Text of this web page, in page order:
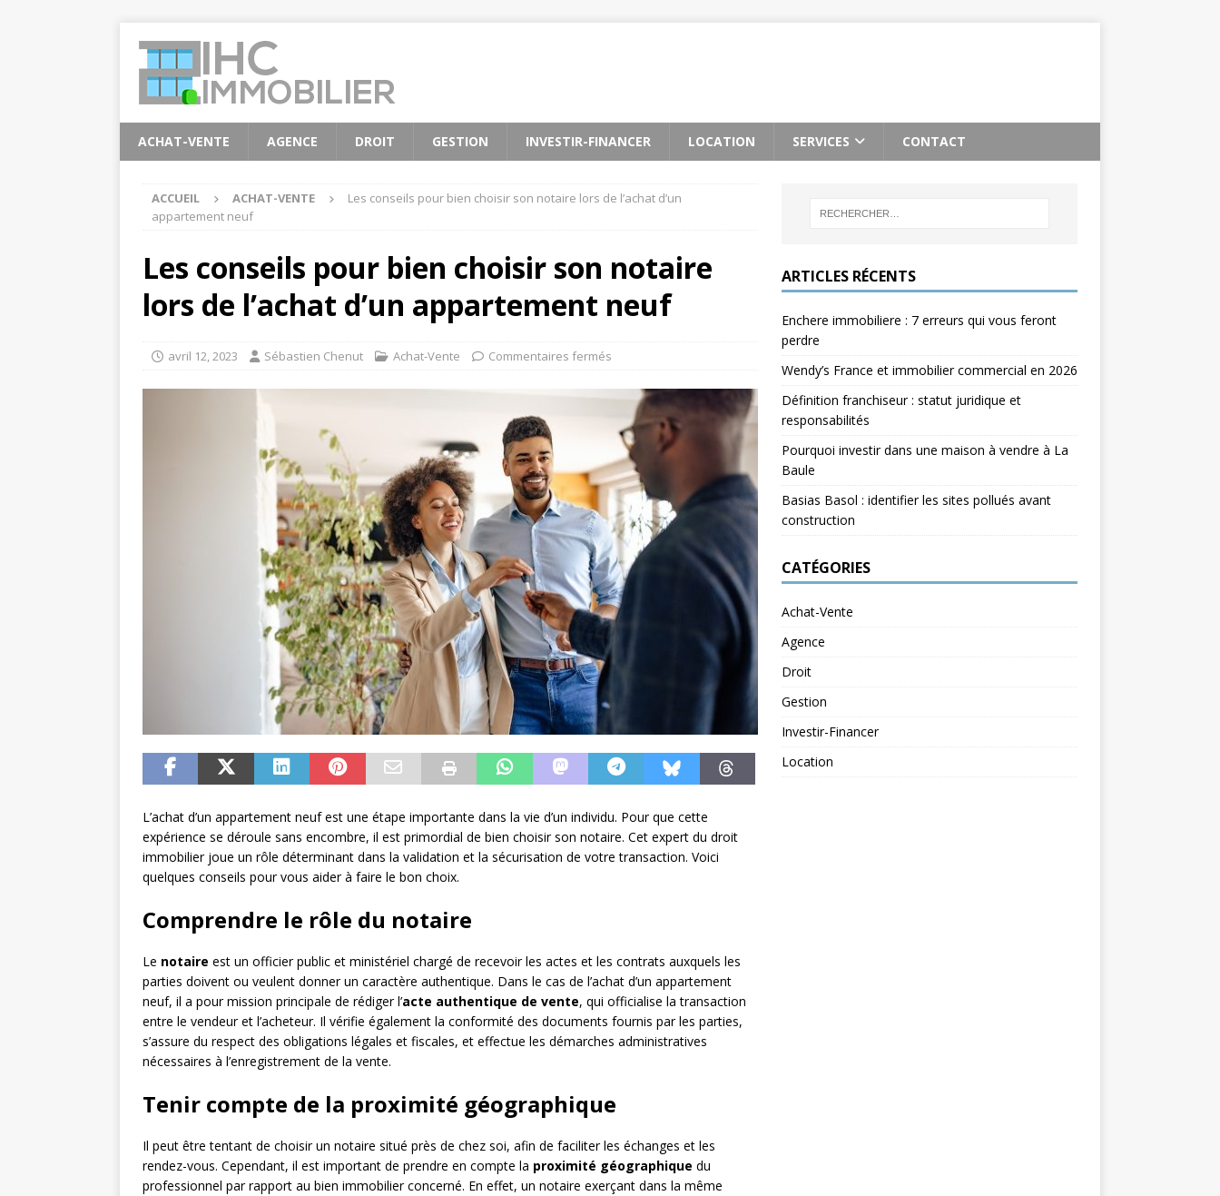
ACHAT-VENTE AGENCE DROIT GESTION INVESTIR-FINANCER LOCATION SERVICES CONTACT
ACCUEIL ACHAT-VENTE
Les conseils pour bien choisir son notaire lors de l’achat d’un
appartement neuf
Les conseils pour bien choisir son notaire
lors de l’achat d’un appartement neuf
avril 12, 2023 Sébastien Chenut Achat-Vente Commentaires fermés
L’achat d’un appartement neuf est une étape importante dans la vie d’un individu. Pour que cette
expérience se déroule sans encombre, il est primordial de bien choisir son notaire. Cet expert du droit
immobilier joue un rôle déterminant dans la validation et la sécurisation de votre transaction. Voici
quelques conseils pour vous aider à faire le bon choix.
Comprendre le rôle du notaire
Le notaire est un officier public et ministériel chargé de recevoir les actes et les contrats auxquels les
parties doivent ou veulent donner un caractère authentique. Dans le cas de l’achat d’un appartement
neuf, il a pour mission principale de rédiger l’acte authentique de vente, qui officialise la transaction
entre le vendeur et l’acheteur. Il vérifie également la conformité des documents fournis par les parties,
s’assure du respect des obligations légales et fiscales, et effectue les démarches administratives
nécessaires à l’enregistrement de la vente.
Tenir compte de la proximité géographique
Il peut être tentant de choisir un notaire situé près de chez soi, afin de faciliter les échanges et les
rendez-vous. Cependant, il est important de prendre en compte la proximité géographique du
professionnel par rapport au bien immobilier concerné. En effet, un notaire exerçant dans la même
ARTICLES RÉCENTS
Enchere immobiliere : 7 erreurs qui vous feront
perdre
Wendy’s France et immobilier commercial en 2026
Définition franchiseur : statut juridique et
responsabilités
Pourquoi investir dans une maison à vendre à La
Baule
Basias Basol : identifier les sites pollués avant
construction
CATÉGORIES
Achat-Vente
Agence
Droit
Gestion
Investir-Financer
Location